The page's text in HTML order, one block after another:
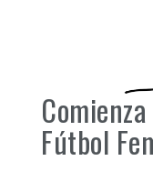
Fútbol